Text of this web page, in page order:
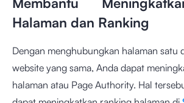
Halaman dan Ranking
Dengan menghubungkan halaman satu
website yang sama, Anda dapat
halaman atau Page Authority. Hal